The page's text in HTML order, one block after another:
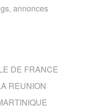
annonces
DE FRANCE
REUNION